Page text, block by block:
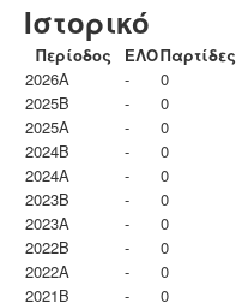
Ιστορικό
Περίοδος ΕΛΟΠαρτίδες
2026A
-
0
2025B
-
0
2025A
-
0
2024B
-
0
2024A
-
0
2023B
-
0
2023Α
-
0
2022B
-
0
2022A
-
0
2021B
- 0